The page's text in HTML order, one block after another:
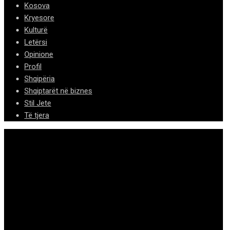
Kosova
Kryesore
Kulturë
Letërsi
Opinione
Profil
Shqipëria
Shqiptarët në biznes
Stil Jete
Të tjera